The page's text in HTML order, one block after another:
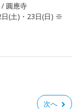
圓應寺
(土)・23日(日) ※
次へ